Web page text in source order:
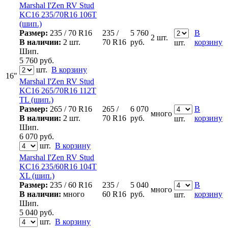
16"
Marshal I'Zen RV Stud
KC16 235/70R16 106T
(шип.)
Размер: 235 / 70 R16
В наличии: 2 шт.
Шип.
5 760 руб.
шт. В корзину
235 /
70 R16
5 760
руб.
2 шт.
шт.
В
корзину
Marshal I'Zen RV Stud
KC16 265/70R16 112T
TL (шип.)
Размер: 265 / 70 R16
В наличии: 2 шт.
Шип.
6 070 руб.
шт. В корзину
265 /
70 R16
6 070
руб.
много
шт.
В
корзину
Marshal I'Zen RV Stud
KC16 235/60R16 104T
XL (шип.)
Размер: 235 / 60 R16
В наличии: много
Шип.
5 040 руб.
шт. В корзину
235 /
60 R16
5 040
руб.
много
шт.
В
корзину